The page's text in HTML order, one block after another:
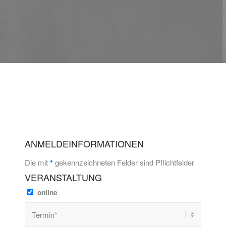
ANMELDEINFORMATIONEN
Die mit*gekennzeichneten Felder sind Pflichtfelder
VERANSTALTUNG
online